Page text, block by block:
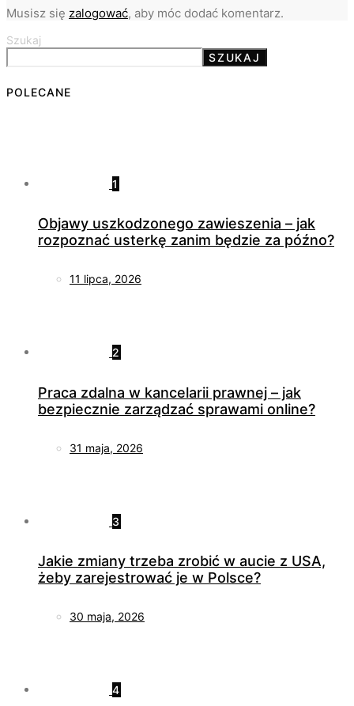
Musisz się zalogować, aby móc dodać komentarz.
Szukaj
SZUKAJ
POLECANE
1
Objawy uszkodzonego zawieszenia – jak
rozpoznać usterkę zanim będzie za późno?
11 lipca, 2026
2
Praca zdalna w kancelarii prawnej – jak
bezpiecznie zarządzać sprawami online?
31 maja, 2026
3
Jakie zmiany trzeba zrobić w aucie z USA,
żeby zarejestrować je w Polsce?
30 maja, 2026
4